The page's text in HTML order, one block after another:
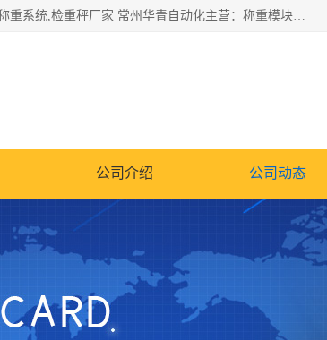
企业环保门禁电子台账系统，称重模块，配料称重系统,称重模块厂家,地磅称重系统,检重秤厂家 常州华青自动化主营：称重模块、无人值守称重系统、配料称重系统、地磅称重系统、检重秤、托利多称重模块等产品。各种称重软件，移动源环保门禁电子台账系统软件。 常州华青自动化系统有限公司7*24的电话支持服务、项目现场开发服务、新功能定制研发服务，产品培训、远程维护，现场安装调试工程等。
公司介绍 公司动态